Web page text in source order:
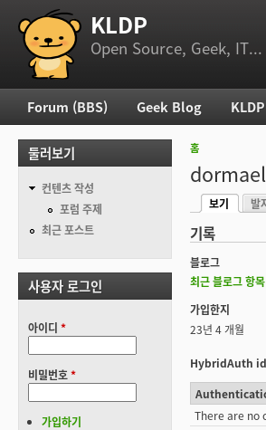
부 메뉴 KLDP
Open Source, Geek, IT...
현재 위치
홈
dormael
기본탭
보기
발
기록
블로그
최근 블로그 항
가입한지
23년 4 개월
HybridAuth
There are no
주 메뉴
Forum (BBS) Geek Blog
둘러보기
컨텐츠 작성
포럼 주제
최근 포스트
사용자 로그인
아이디 *
비밀번호*
가입하기